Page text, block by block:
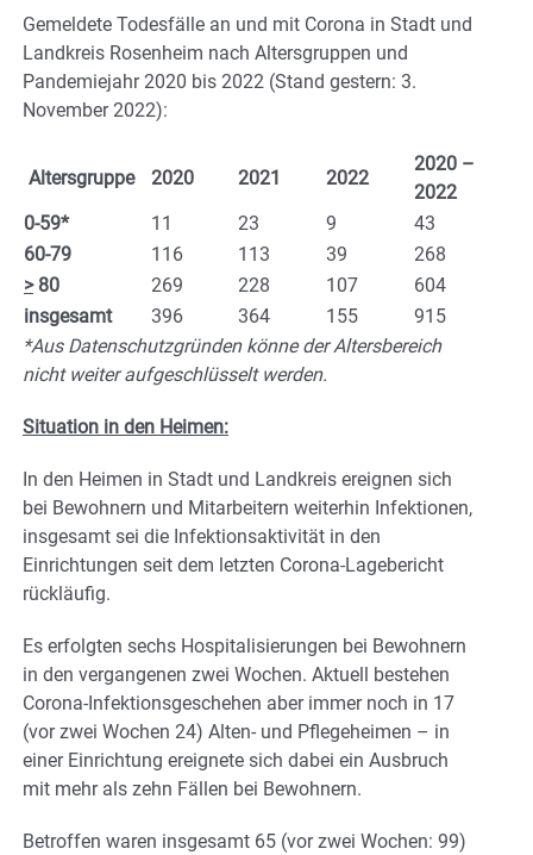
Gemeldete Todesfälle an und mit Corona in Stadt und
Landkreis Rosenheim nach Altersgruppen und
Pandemiejahr 2020 bis 2022 (Stand gestern: 3.
November 2022):
Altersgruppe 2020 2021 2022
2020 –
2022
0-59*
11 23 9
43
60-79
116 113 39
268
>80 269 228 107
604
insgesamt
396 364 155
915
*Aus Datenschutzgründen könne der Altersbereich
nicht weiter aufgeschlüsselt werden.
Situation in den Heimen:
In den Heimen in Stadt und Landkreis ereignen sich
bei Bewohnern und Mitarbeitern weiterhin Infektionen,
insgesamt sei die Infektionsaktivität in den
Einrichtungen seit dem letzten Corona-Lagebericht
rückläufig.
Es erfolgten sechs Hospitalisierungen bei Bewohnern
in den vergangenen zwei Wochen. Aktuell bestehen
Corona-Infektionsgeschehen aber immer noch in 17
(vor zwei Wochen 24) Alten- und Pflegeheimen – in
einer Einrichtung ereignete sich dabei ein Ausbruch
mit mehr als zehn Fällen bei Bewohnern.
Betroffen waren insgesamt 65 (vor zwei Wochen: 99)